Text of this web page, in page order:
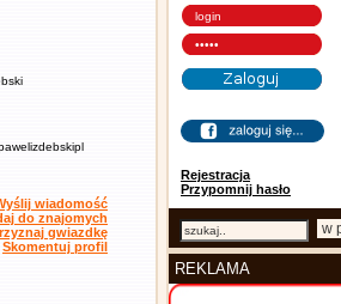
wiadomość
do znajomych
gwiazdkę
Skomentuj profil
Rejestracja
Przypomnij hasło
REKLAMA